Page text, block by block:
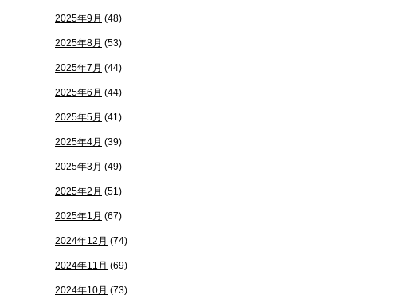
2025年9月 (48)
2025年8月 (53)
2025年7月 (44)
2025年6月 (44)
2025年5月 (41)
2025年4月 (39)
2025年3月 (49)
2025年2月 (51)
2025年1月 (67)
2024年12月 (74)
2024年11月 (69)
2024年10月 (73)